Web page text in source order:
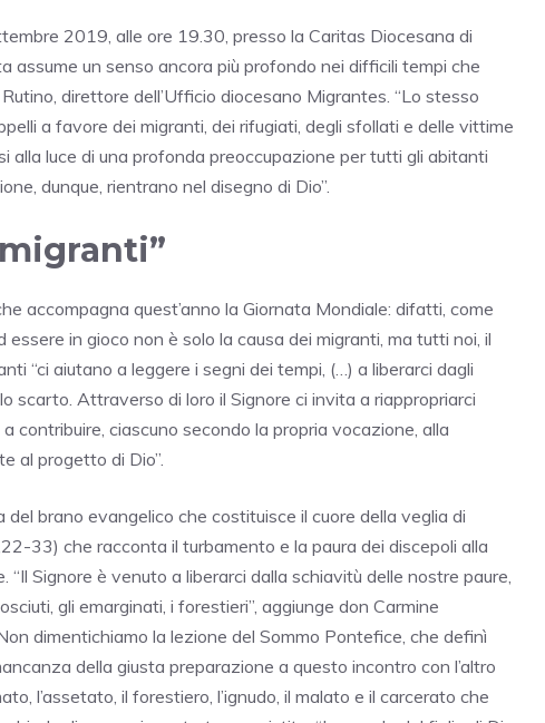
2019, alle ore 19.30, presso la Caritas Diocesana di
assume un senso ancora più profondo nei difficili tempi che
direttore dell’Ufficio diocesano Migrantes. “Lo stesso
a favore dei migranti, dei rifugiati, degli sfollati e delle vittime
alla luce di una profonda preoccupazione per tutti gli abitanti
dunque, rientrano nel disegno di Dio”.
accompagna quest’anno la Giornata Mondiale: difatti, come
in gioco non è solo la causa dei migranti, ma tutti noi, il
“ci aiutano a leggere i segni dei tempi, (…) a liberarci dagli
scarto. Attraverso di loro il Signore ci invita a riappropriarci
contribuire, ciascuno secondo la propria vocazione, alla
al progetto di Dio”.
brano evangelico che costituisce il cuore della veglia di
33) che racconta il turbamento e la paura dei discepoli alla
Signore è venuto a liberarci dalla schiavitù delle nostre paure,
gli emarginati, i forestieri”, aggiunge don Carmine
dimentichiamo la lezione del Sommo Pontefice, che definì
della giusta preparazione a questo incontro con l’altro
l’assetato, il forestiero, l’ignudo, il malato e il carcerato che